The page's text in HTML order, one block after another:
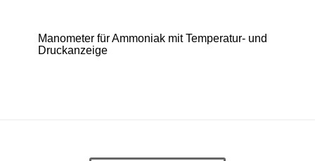
Manometer für Ammoniak mit Temperatur- und
Druckanzeige